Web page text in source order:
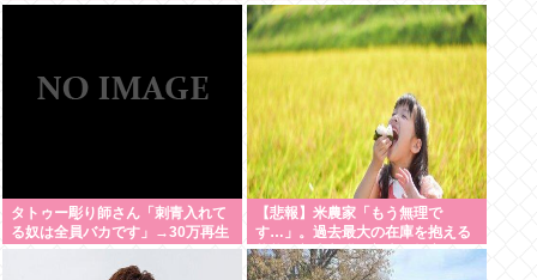
にうつろな目で高額ギフトねだり
タトゥー彫り師さん「刺青入れて
る奴は全員バカです」→30万再生
【悲報】米農家「もう無理で
す…」。過去最大の在庫を抱える
状態で新米収穫。新米価格安すぎ
て赤字に